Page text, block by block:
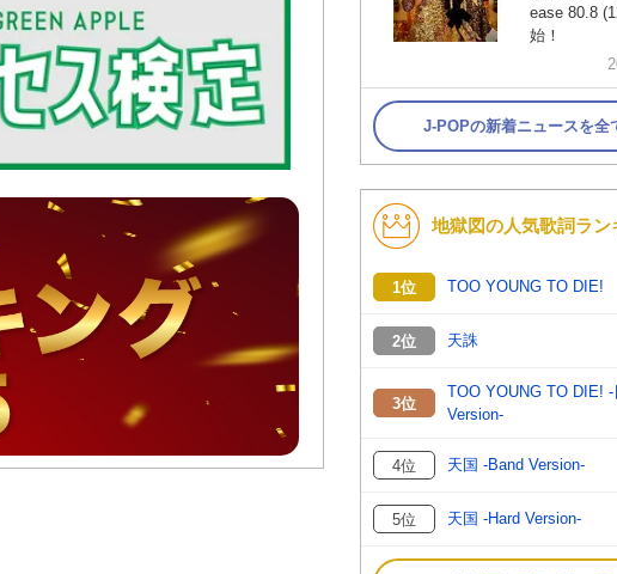
ease 80.8
始！
J-POPの新着ニュースを全
地獄図の人気歌詞ラン
1位 TOO YOUNG TO DIE!
2位 天誅
3位
TOO YOUNG TO DIE! -
Version-
4位 天国 -Band Version-
5位 天国 -Hard Version-